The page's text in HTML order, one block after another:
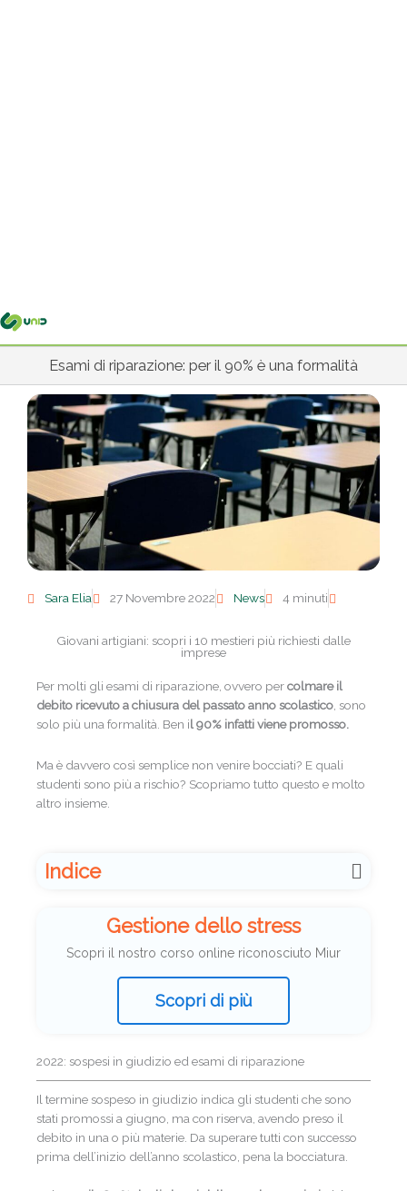
Esami di riparazione: per il 90% è una formalità
Sara Elia 27 Novembre 2022 News 4 minuti
Giovani artigiani: scopri i 10 mestieri più richiesti dalle
imprese
Per molti gli esami di riparazione, ovvero percolmare il
debito ricevuto a chiusura del passato anno scolastico, sono
solo più una formalità. Ben il 90% infatti viene promosso.
Ma è davvero così semplice non venire bocciati? E quali
studenti sono più a rischio? Scopriamo tutto questo e molto
altro insieme.
Indice
Gestione dello stress
Scopri il nostro corso online riconosciuto Miur
Scopri di più
2022: sospesi in giudizio ed esami di riparazione
Il termine sospeso in giudizio indica gli studenti che sono
stati promossi a giugno, ma con riserva, avendo preso il
debito in una o più materie. Da superare tutti con successo
prima dell’inizio dell’anno scolastico, pena la bocciatura.